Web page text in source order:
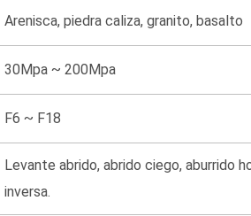
Arenisca, piedra caliza, granito, basalto
30Mpa ~ 200Mpa
F6 ~ F18
Levante abrido, abrido ciego, aburrido
inversa.